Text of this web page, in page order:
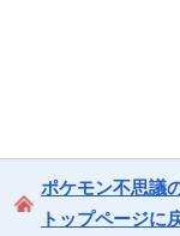
ポケモン不思議
トップページに